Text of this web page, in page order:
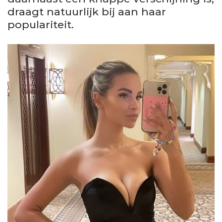
draagt natuurlijk bij aan haar
populariteit.